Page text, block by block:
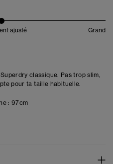
ajusté Grand
classique. Pas trop slim,
pour ta taille habituelle.
: 97cm